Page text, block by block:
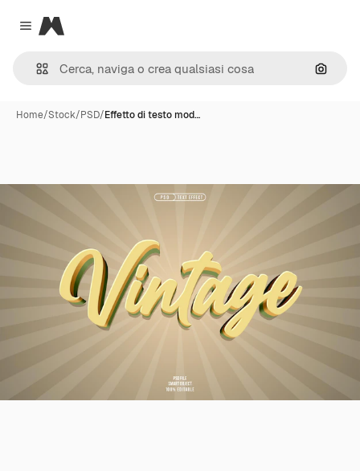
Close menu
Magnific
Cerca
Home/Stock/PSD/Effetto di testo mod…